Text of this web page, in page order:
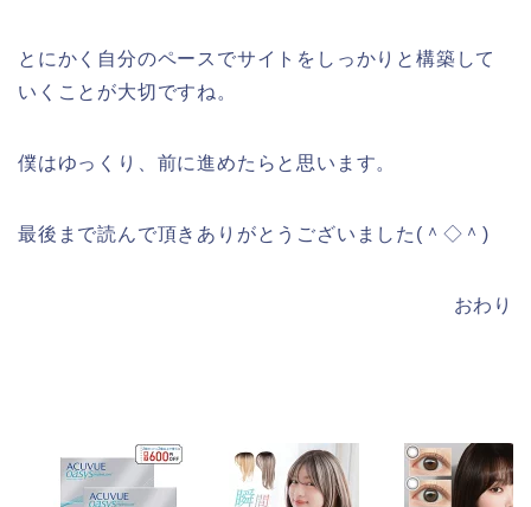
とにかく自分のペースでサイトをしっかりと構築して
いくことが大切ですね。
僕はゆっくり、前に進めたらと思います。
最後まで読んで頂きありがとうございました(＾◇＾)
おわり